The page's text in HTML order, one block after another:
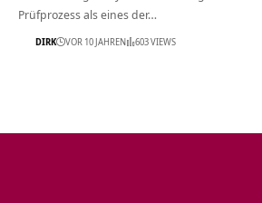
Prüfprozess als eines der…
DIRK VOR 10 JAHREN 603 VIEWS